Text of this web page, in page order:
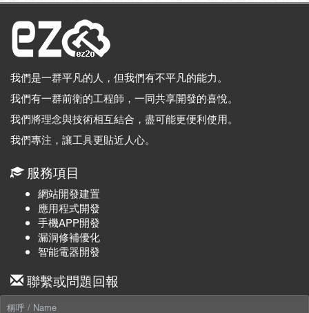
我們是一群平凡的人，但我們有不平凡的能力。
我們有一群前衛的工程師，一同共享開發的喜悅。
我們將理念與技術相互結合，盡可能更便利使用。
我們專注，讓工具更貼近人心。
服務項目
網站開發建置
應用程式開發
手機APP開發
漏洞修補優化
智能電器開發
聯繫或問題回報